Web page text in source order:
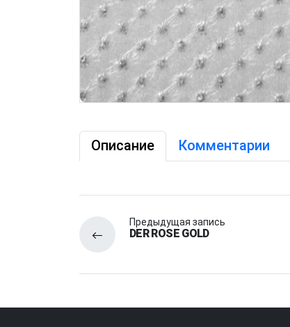
Описание Комментарии
Предыдущая запись
DER ROSE GOLD